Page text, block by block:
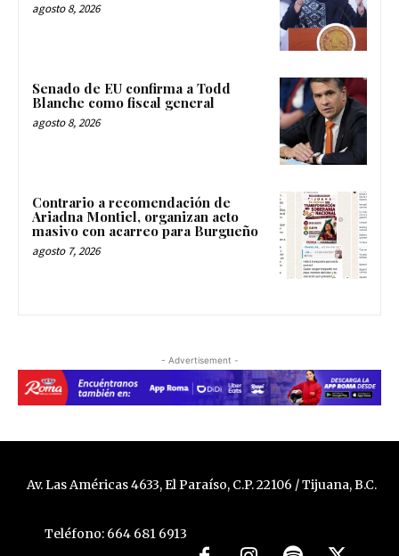
agosto 8, 2026
Senado de EU confirma a Todd
Blanche como fiscal general
agosto 8, 2026
Contrario a recomendación de
Ariadna Montiel, organizan acto
masivo con acarreo para Burgueño
agosto 7, 2026
- Advertisement -
Av. Las Américas 4633, El Paraíso, C.P. 22106 / Tijuana, B.C.
Teléfono: 664 681 6913